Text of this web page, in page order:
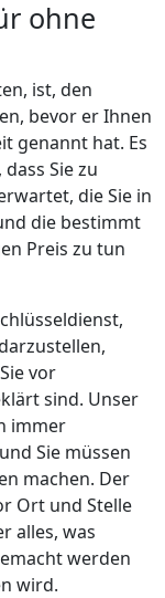
ohne
ist, den
bevor er Ihnen
genannt hat. Es
Sie zu
die Sie in
die bestimmt
Preis zu tun
vor
sind. Unser
immer
Sie müssen
machen. Der
Ort und Stelle
alles, was
werden
wird.